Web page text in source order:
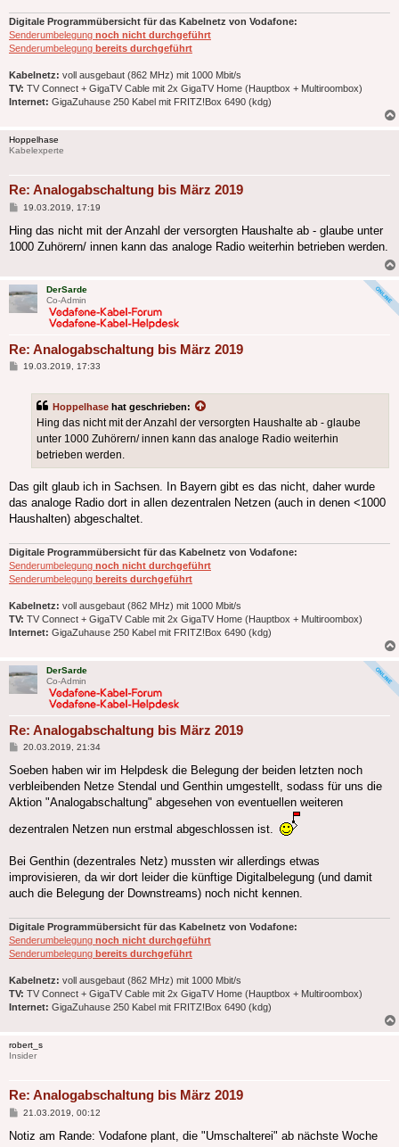
Digitale Programmübersicht für das Kabelnetz von Vodafone:
Senderumbelegung noch nicht durchgeführt
Senderumbelegung bereits durchgeführt
Kabelnetz: voll ausgebaut (862 MHz) mit 1000 Mbit/s
TV: TV Connect + GigaTV Cable mit 2x GigaTV Home (Hauptbox + Multiroombox)
Internet: GigaZuhause 250 Kabel mit FRITZ!Box 6490 (kdg)
Hoppelhase
Kabelexperte
Re: Analogabschaltung bis März 2019
Beitrag
19.03.2019, 17:19
Hing das nicht mit der Anzahl der versorgten Haushalte ab - glaube unter
1000 Zuhörern/ innen kann das analoge Radio weiterhin betrieben werden.
DerSarde
Co-Admin
Re: Analogabschaltung bis März 2019
Beitrag
19.03.2019, 17:33
Hoppelhase hat geschrieben:
Hing das nicht mit der Anzahl der versorgten Haushalte ab - glaube
unter 1000 Zuhörern/ innen kann das analoge Radio weiterhin
betrieben werden.
Das gilt glaub ich in Sachsen. In Bayern gibt es das nicht, daher wurde
das analoge Radio dort in allen dezentralen Netzen (auch in denen <1000
Haushalten) abgeschaltet.
Digitale Programmübersicht für das Kabelnetz von Vodafone:
Senderumbelegung noch nicht durchgeführt
Senderumbelegung bereits durchgeführt
Kabelnetz: voll ausgebaut (862 MHz) mit 1000 Mbit/s
TV: TV Connect + GigaTV Cable mit 2x GigaTV Home (Hauptbox + Multiroombox)
Internet: GigaZuhause 250 Kabel mit FRITZ!Box 6490 (kdg)
DerSarde
Co-Admin
Re: Analogabschaltung bis März 2019
Beitrag
20.03.2019, 21:34
Soeben haben wir im Helpdesk die Belegung der beiden letzten noch
verbleibenden Netze Stendal und Genthin umgestellt, sodass für uns die
Aktion "Analogabschaltung" abgesehen von eventuellen weiteren
dezentralen Netzen nun erstmal abgeschlossen ist.
Bei Genthin (dezentrales Netz) mussten wir allerdings etwas
improvisieren, da wir dort leider die künftige Digitalbelegung (und damit
auch die Belegung der Downstreams) noch nicht kennen.
Digitale Programmübersicht für das Kabelnetz von Vodafone:
Senderumbelegung noch nicht durchgeführt
Senderumbelegung bereits durchgeführt
Kabelnetz: voll ausgebaut (862 MHz) mit 1000 Mbit/s
TV: TV Connect + GigaTV Cable mit 2x GigaTV Home (Hauptbox + Multiroombox)
Internet: GigaZuhause 250 Kabel mit FRITZ!Box 6490 (kdg)
robert_s
Insider
Re: Analogabschaltung bis März 2019
Beitrag
21.03.2019, 00:12
Notiz am Rande: Vodafone plant, die "Umschalterei" ab nächste Woche